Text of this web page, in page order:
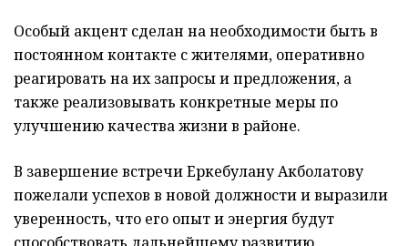
Особый акцент сделан на необходимости быть в
постоянном контакте с жителями, оперативно
реагировать на их запросы и предложения, а
также реализовывать конкретные меры по
улучшению качества жизни в районе.
В завершение встречи Еркебулану Акболатову
пожелали успехов в новой должности и выразили
уверенность, что его опыт и энергия будут